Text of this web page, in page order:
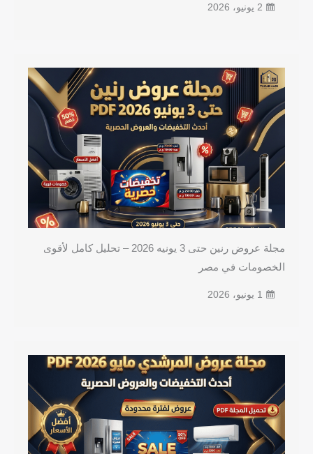
مجلة عروض رنين حتى 3 يونيه 2026 – تحليل كامل لأقوى
الخصومات في مصر